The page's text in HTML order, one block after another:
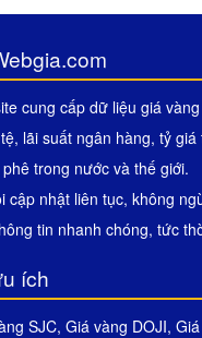
cung cấp dữ liệu giá
lãi suất ngân hàng, tỷ
trong nước và thế giới.
cập nhật liên tục, không
tin nhanh chóng, tức
ích
SJC, Giá vàng DOJI,